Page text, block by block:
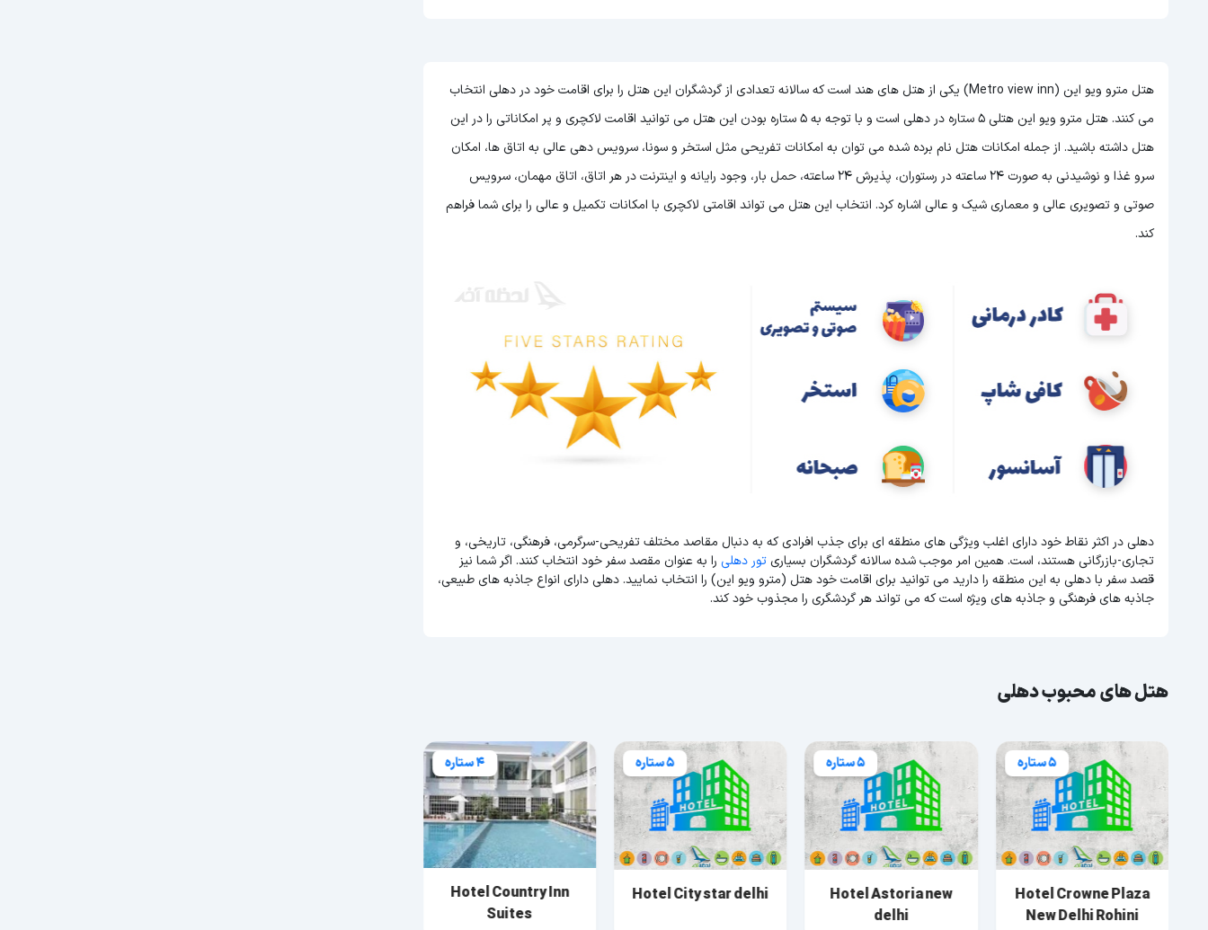
هتل مترو ویو این (Metro view inn) یکی از هتل های هند است که سالانه تعدادی از گردشگران این هتل را برای اقامت خود در دهلی انتخاب
می کنند. هتل مترو ویو این هتلی 5 ستاره در دهلی است و با توجه به 5 ستاره بودن این هتل
می توانید اقامت لاکچری و پر امکاناتی را در این
هتل داشته باشید. از جمله امکانات هتل نام برده شده می توان به امکانات تفریحی مثل استخر و سونا، سرویس دهی عالی به اتاق ها، امکان
سرو غذا و نوشیدنی به صورت 24 ساعته در رستوران، پذیرش 24 ساعته، حمل بار، وجود رایانه و اینترنت در هر اتاق، اتاق مهمان، سرویس
صوتی و تصویری عالی و معماری شیک و عالی اشاره کرد. انتخاب این هتل می تواند اقامتی لاکچری با امکانات تکمیل و عالی را برای شما فراهم
کند.
دهلی در اکثر نقاط خود دارای اغلب ویژگی های منطقه ای برای جذب افرادی که به دنبال مقاصد مختلف تفریحی-سرگرمی، فرهنگی، تاریخی، و
تجاری-بازرگانی هستند، است. همین امر موجب شده سالانه گردشگران بسیاریتور دهلی را به عنوان مقصد سفر خود انتخاب کنند. اگر شما نیز
قصد سفر با دهلی به این منطقه را دارید می توانید برای اقامت خود هتل (مترو ویو این) را انتخاب نمایید. دهلی دارای انواع جاذبه های طبیعی،
جاذبه های فرهنگی و جاذبه های ویژه است که می تواند هر گردشگری را مجذوب خود کند.
هتل های محبوب دهلی
5 ستاره
Hotel Crowne Plaza
New Delhi Rohini
5 ستاره
Hotel Astoria new
delhi
5 ستاره
Hotel City star delhi
4 ستاره
Hotel Country Inn
Suites